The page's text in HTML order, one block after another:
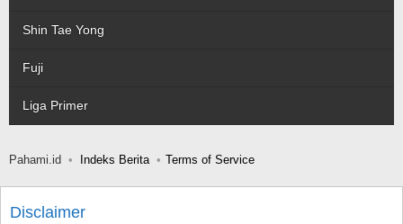
Shin Tae Yong
Fuji
Liga Primer
Pahami.id Indeks Berita Terms of Service
Disclaimer